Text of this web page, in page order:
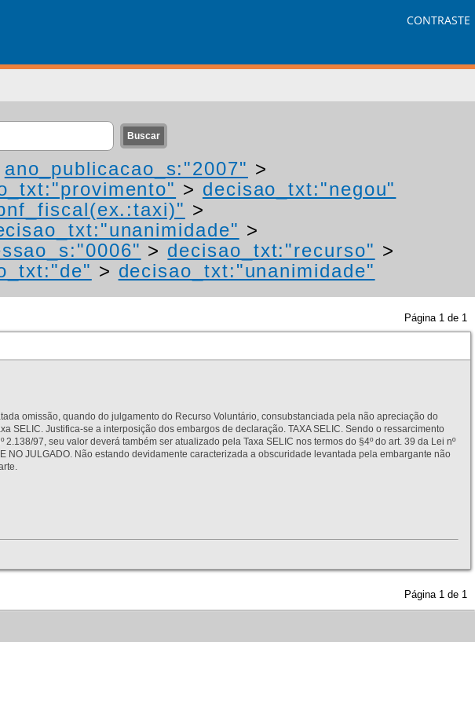
CONTRASTE
ano_publicacao_s:"2007" >
> decisao_txt:"negou"
>
>
> decisao_txt:"recurso" >
> decisao_txt:"unanimidade"
Página 1 de 1
omissão, quando do julgamento do Recurso Voluntário, consubstanciada pela não apreciação do
SELIC. Justifica-se a interposição dos embargos de declaração. TAXA SELIC. Sendo o ressarcimento
97, seu valor deverá também ser atualizado pela Taxa SELIC nos termos do §4º do art. 39 da Lei nº
NO JULGADO. Não estando devidamente caracterizada a obscuridade levantada pela embargante não
Página 1 de 1